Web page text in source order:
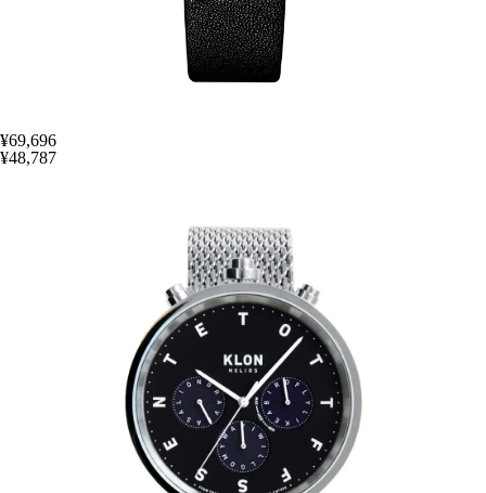
¥69,696
¥48,787